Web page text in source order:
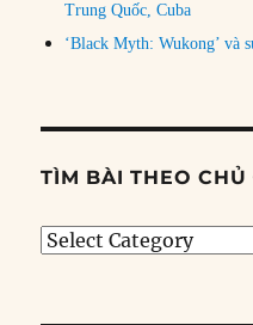
Trung Quốc, Cuba
‘Black Myth: Wukong’ và
TÌM BÀI THEO CHỦ
Tìm